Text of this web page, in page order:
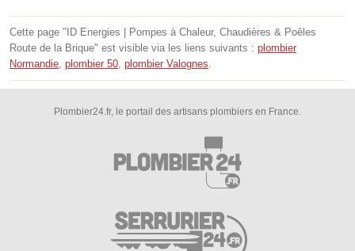
Cette page "ID Energies | Pompes à Chaleur, Chaudières & Poêles
Route de la Brique" est visible via les liens suivants : plombier
Normandie plombier 50 plombier Valognes
Plombier24.fr, le portail des artisans plombiers en France.